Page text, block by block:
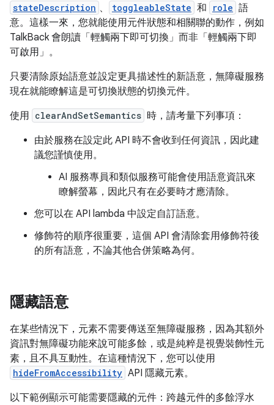
stateDescription 、 toggleableState 和 role 語
意。這樣一來，您就能使用元件狀態和相關聯的動作，例如
TalkBack 會朗讀「輕觸兩下即可切換」而非「輕觸兩下即
可啟用」。
只要清除原始語意並設定更具描述性的新語意，無障礙服務
現在就能瞭解這是可切換狀態的切換元件。
使用 clearAndSetSemantics 時，請考量下列事項：
由於服務在設定此 API 時不會收到任何資訊，因此建
議您謹慎使用。
AI 服務專員和類似服務可能會使用語意資訊來
瞭解螢幕，因此只有在必要時才應清除。
您可以在 API lambda 中設定自訂語意。
修飾符的順序很重要，這個 API 會清除套用修飾符後
的所有語意，不論其他合併策略為何。
隱藏語意
在某些情況下，元素不需要傳送至無障礙服務，因為其額外
資訊對無障礙功能來說可能多餘，或是純粹是視覺裝飾性元
素，且不具互動性。在這種情況下，您可以使用
hideFromAccessibility API 隱藏元素。
以下範例顯示可能需要隱藏的元件：跨越元件的多餘浮水